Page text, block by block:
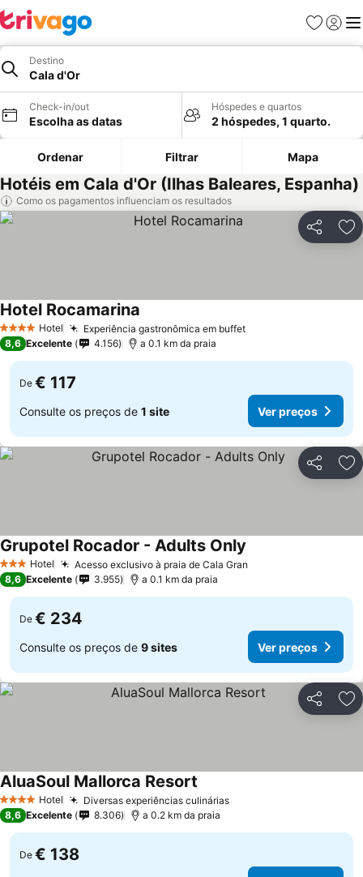
Favoritos
Iniciar
Destino
Cala d'Or
Check-in/out
Escolha as datas
Hóspedes e quartos
2 hóspedes, 1 quarto.
Ordenar Filtrar Mapa
Hotéis em Cala d'Or (Ilhas Baleares, Espanha)
Como os pagamentos influenciam os resultados
Partilhar
4 EstrelasHotel Experiência gastronômica em buffet
Hotel Rocamarina
8,6 Excelente 4.156 a 0.1 km da praia
De € 117
Consulte os preços de 1 site Ver preços
Partilhar
3 EstrelasHotel Acesso exclusivo à praia de Cala Gran
Grupotel Rocador - Adults Only
8,6 Excelente 3.955 a 0.1 km da praia
De € 234
Consulte os preços de 9 sites Ver preços
Partilhar
4 EstrelasHotel Diversas experiências culinárias
AluaSoul Mallorca Resort
8,6 Excelente 8.306 a 0.2 km da praia
De € 138